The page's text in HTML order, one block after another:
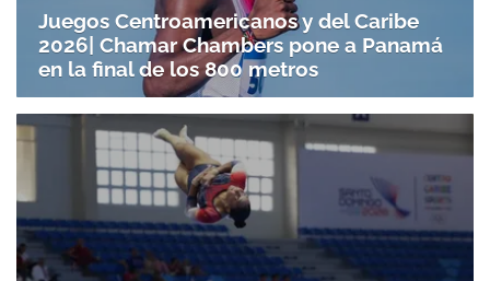
Juegos Centroamericanos y del Caribe
2026| Chamar Chambers pone a Panamá
en la final de los 800 metros